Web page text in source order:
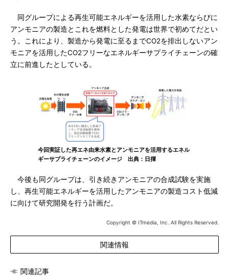
同グループによる再生可能エネルギーを活用した水素ならびに
アンモニアの製造とこれを燃料とした発電は世界で初めてだとい
う。これにより、製造から発電に至るまでCO2を排出しないアン
モニアを活用したCO2フリーなエネルギーサプライチェーンの確
立に前進したとしている。
今回実証した再エネ由来水素とアンモニアを活用するエネル
ギーサプライチェーンのイメージ 出典：日揮
今後も同グループは、引き続きアンモニアの合成試験を実施
し、再生可能エネルギーを活用したアンモニアの製造コスト低減
に向けて研究開発を行う計画だ。
Copyright © ITmedia, Inc. All Rights Reserved.
関連情報
関連記事